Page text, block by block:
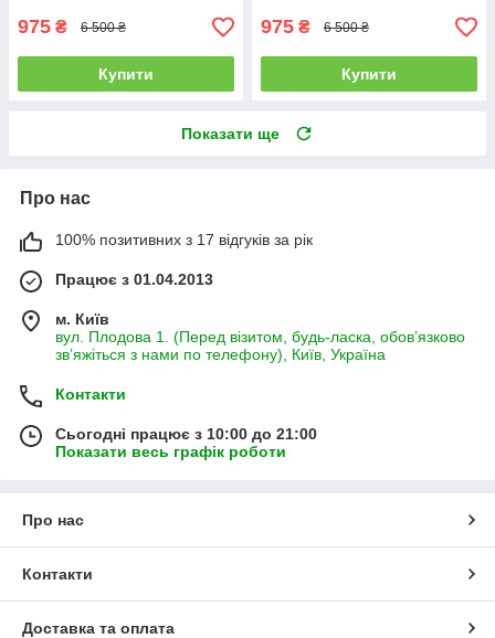
975 ₴ 6 500 ₴
Купити
975 ₴ 6 500 ₴
Купити
Показати ще
Про нас
100% позитивних з 17 відгуків за рік
Працює з 01.04.2013
м. Київ
вул. Плодова 1. (Перед візитом, будь-ласка, обов’язково
зв’яжіться з нами по телефону), Київ, Україна
Контакти
Сьогодні працює з 10:00 до 21:00
Показати весь графік роботи
Про нас
Контакти
Доставка та оплата